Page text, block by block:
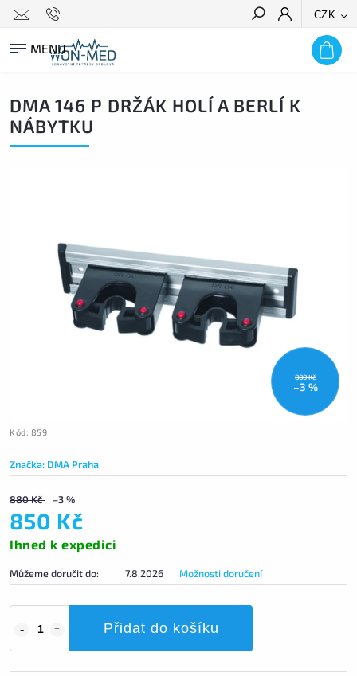
CZK
HLEDAT
DMA 146 P DRŽÁK HOLÍ A BERLÍ K
NÁBYTKU
880 Kč
–3 %
Kód: 859
Značka: DMA Praha
880 Kč –3 %
850 Kč
Ihned k expedici
Můžeme doručit do: 7.8.2026 Možnosti doručení
Přidat do košíku